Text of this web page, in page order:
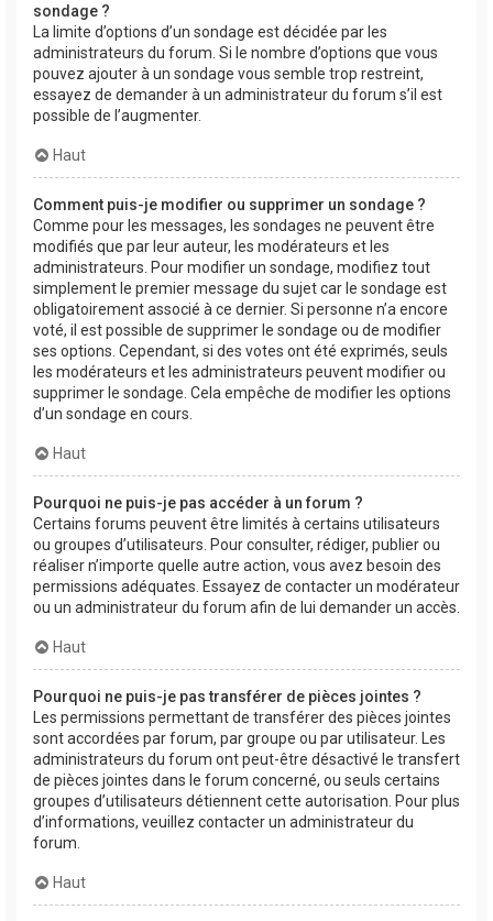
sondage ?
La limite d’options d’un sondage est décidée par les
administrateurs du forum. Si le nombre d’options que vous
pouvez ajouter à un sondage vous semble trop restreint,
essayez de demander à un administrateur du forum s’il est
possible de l’augmenter.
Haut
Comment puis-je modifier ou supprimer un sondage ?
Comme pour les messages, les sondages ne peuvent être
modifiés que par leur auteur, les modérateurs et les
administrateurs. Pour modifier un sondage, modifiez tout
simplement le premier message du sujet car le sondage est
obligatoirement associé à ce dernier. Si personne n’a encore
voté, il est possible de supprimer le sondage ou de modifier
ses options. Cependant, si des votes ont été exprimés, seuls
les modérateurs et les administrateurs peuvent modifier ou
supprimer le sondage. Cela empêche de modifier les options
d’un sondage en cours.
Haut
Pourquoi ne puis-je pas accéder à un forum ?
Certains forums peuvent être limités à certains utilisateurs
ou groupes d’utilisateurs. Pour consulter, rédiger, publier ou
réaliser n’importe quelle autre action, vous avez besoin des
permissions adéquates. Essayez de contacter un modérateur
ou un administrateur du forum afin de lui demander un accès.
Haut
Pourquoi ne puis-je pas transférer de pièces jointes ?
Les permissions permettant de transférer des pièces jointes
sont accordées par forum, par groupe ou par utilisateur. Les
administrateurs du forum ont peut-être désactivé le transfert
de pièces jointes dans le forum concerné, ou seuls certains
groupes d’utilisateurs détiennent cette autorisation. Pour plus
d’informations, veuillez contacter un administrateur du
forum.
Haut